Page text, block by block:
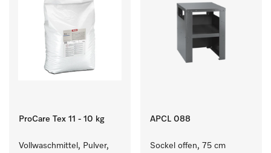
ProCare Tex 11 - 10 kg
Vollwaschmittel, Pulver,
APCL 088
Sockel offen, 75 cm